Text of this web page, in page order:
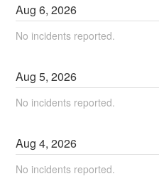
Aug6,2026
No incidents reported.
Aug5,2026
No incidents reported.
Aug4,2026
No incidents reported.